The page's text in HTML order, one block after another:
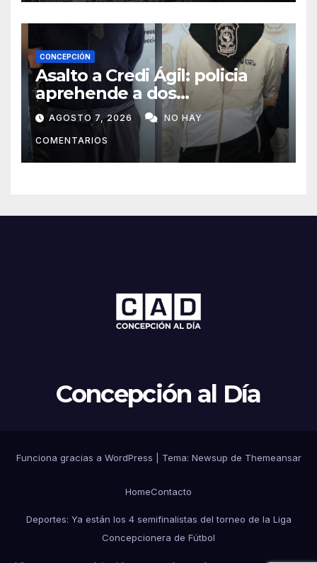
CONCEPCIÓN
Asalto a Credi Ágil: policia
aprehende a dos
sospechosos e incauta
evidencias en Concepción
AGOSTO 7, 2026 NO HAY
COMENTARIOS
Concepción al Día
Funciona gracias a WordPress Tema: Newsup de Themeansar
HomeContacto
Deportes: Ya están los 4 semifinalistas del torneo de la Liga
Concepcionera de Fútbol